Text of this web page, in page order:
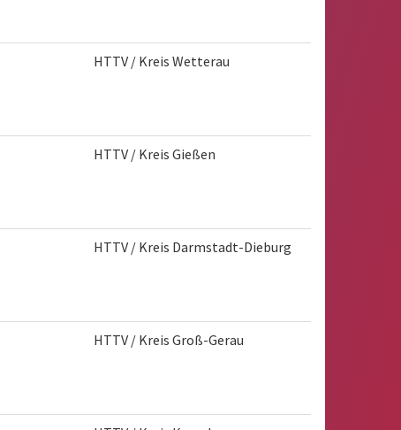
HTTV / Kreis Wetterau
HTTV / Kreis Gießen
HTTV / Kreis Darmstadt-Dieburg
HTTV / Kreis Groß-Gerau